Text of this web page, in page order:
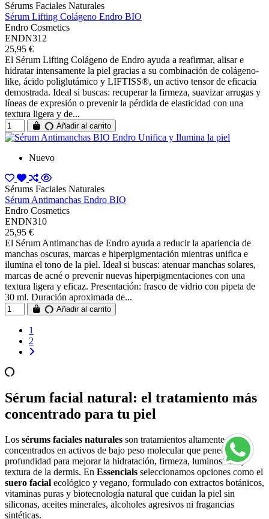
Sérums Faciales Naturales
Sérum Lifting Colágeno Endro BIO
Endro Cosmetics
ENDN312
25,95 €
El Sérum Lifting Colágeno de Endro ayuda a reafirmar, alisar e
hidratar intensamente la piel gracias a su combinación de colágeno-
like, ácido poliglutámico y LIFTISS®, un activo tensor de eficacia
demostrada. Ideal si buscas: recuperar la firmeza, suavizar arrugas y
líneas de expresión o prevenir la pérdida de elasticidad con una
textura ligera y de...
Añadir al carrito
Nuevo
Sérums Faciales Naturales
Sérum Antimanchas Endro BIO
Endro Cosmetics
ENDN310
25,95 €
El Sérum Antimanchas de Endro ayuda a reducir la apariencia de
manchas oscuras, marcas e hiperpigmentación mientras unifica e
ilumina el tono de la piel. Ideal si buscas: atenuar manchas solares,
marcas de acné o prevenir nuevas hiperpigmentaciones con una
textura ligera y eficaz. Presentación: frasco de vidrio con pipeta de
30 ml. Duración aproximada de...
Añadir al carrito
1
2
Sérum facial natural: el tratamiento más
concentrado para tu piel
Los sérums faciales naturales son tratamientos altamente
concentrados en activos de bajo peso molecular que penetran en
profundidad para mejorar la hidratación, firmeza, luminosidad y
textura de la dermis. En Essencials seleccionamos opciones como el
suero facial ecológico y vegano, formulado con extractos botánicos,
vitaminas puras y biotecnología natural que cuidan la piel sin
siliconas, aceites minerales, alcoholes agresivos ni fragancias
sintéticas.